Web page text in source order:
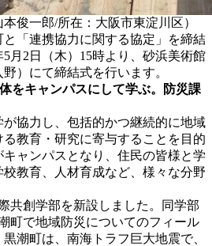
俊一郎/所在：大阪市東淀川区）
「連携協力に関する協定」を締結
月2日（木）15時より、砂浜美術館
）にて締結式を行います。
をキャンパスにして学ぶ。防災課
協力し、包括的かつ継続的に地域
教育・研究に寄与することを目的
ャンパスとなり、住民の皆様と学
教育、人材育成など、様々な分野
共創学部を新設しました。同学部
町で地域防災についてのフィール
潮町は、南海トラフ巨大地震で、